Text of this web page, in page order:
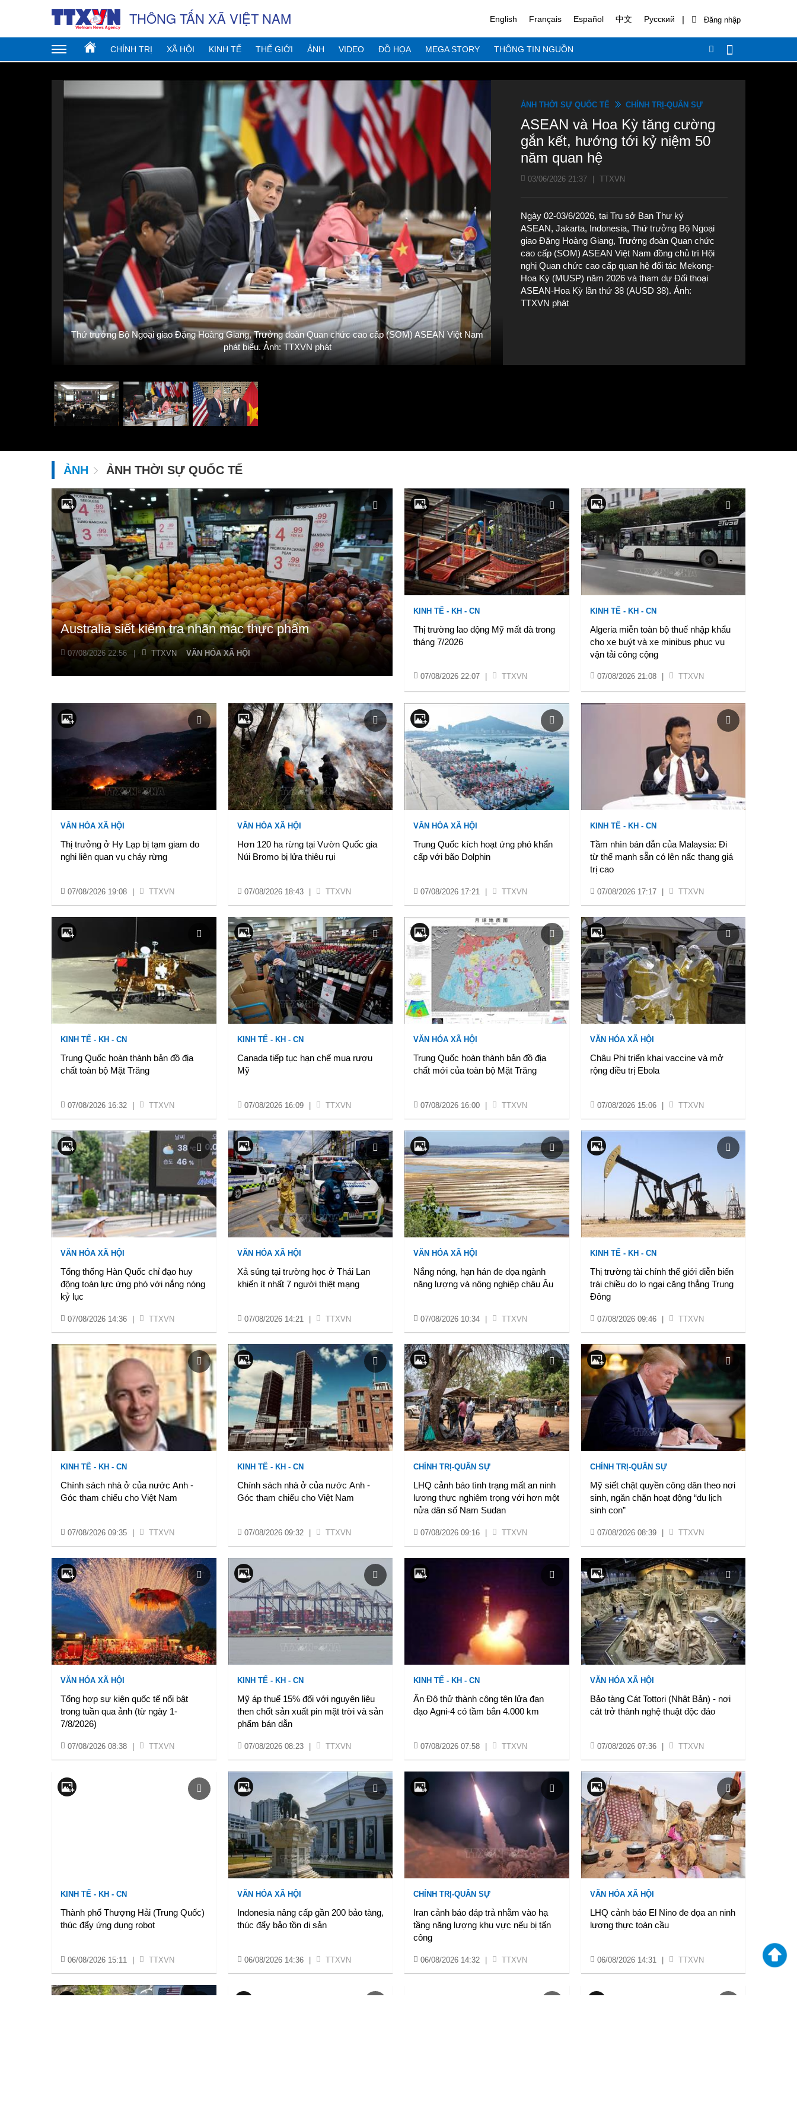
THÔNG TẤN XÃ VIỆT NAM English Français Español 中文 Русский |
CHÍNH TRỊ XÃ HỘI KINH TẾ THẾ GIỚI ẢNH VIDEO ĐỒ HỌA MEGA STORY THÔNG TIN NGUỒN
Thứ trưởng Bộ Ngoại giao Đặng Hoàng Giang, Trưởng đoàn Quan chức cao cấp (SOM) ASEAN Việt Nam
phát biểu. Ảnh: TTXVN phát
ẢNH THỜI SỰ QUỐC TẾ CHÍNH TRỊ-QUÂN SỰ
ASEAN và Hoa Kỳ tăng cường
gắn kết, hướng tới kỷ niệm 50
năm quan hệ
03/06/2026 21:37 TTXVN
Ngày 02-03/6/2026, tại Trụ sở Ban Thư ký
ASEAN, Jakarta, Indonesia, Thứ trưởng Bộ Ngoại
giao Đặng Hoàng Giang, Trưởng đoàn Quan chức
cao cấp (SOM) ASEAN Việt Nam đồng chủ trì Hội
nghị Quan chức cao cấp quan hệ đối tác Mekong-
Hoa Kỳ (MUSP) năm 2026 và tham dự Đối thoại
ASEAN-Hoa Kỳ lần thứ 38 (AUSD 38). Ảnh:
TTXVN phát
ẢNH ẢNH THỜI SỰ QUỐC TẾ
Australia siết kiểm tra nhãn mác thực phẩm
07/08/2026 22:56 TTXVN VĂN HÓA XÃ HỘI
KINH TẾ - KH - CN
Thị trường lao động Mỹ mất đà trong
tháng 7/2026
07/08/2026 22:07 TTXVN
KINH TẾ - KH - CN
Algeria miễn toàn bộ thuế nhập khẩu
cho xe buýt và xe minibus phục vụ
vận tải công cộng
07/08/2026 21:08 TTXVN
VĂN HÓA XÃ HỘI
Thị trưởng ở Hy Lạp bị tạm giam do
nghi liên quan vụ cháy rừng
07/08/2026 19:08 TTXVN
VĂN HÓA XÃ HỘI
Hơn 120 ha rừng tại Vườn Quốc gia
Núi Bromo bị lửa thiêu rụi
07/08/2026 18:43 TTXVN
VĂN HÓA XÃ HỘI
Trung Quốc kích hoạt ứng phó khẩn
cấp với bão Dolphin
07/08/2026 17:21 TTXVN
KINH TẾ - KH - CN
Tầm nhìn bán dẫn của Malaysia: Đi
từ thế mạnh sẵn có lên nấc thang giá
trị cao
07/08/2026 17:17 TTXVN
KINH TẾ - KH - CN
Trung Quốc hoàn thành bản đồ địa
chất toàn bộ Mặt Trăng
07/08/2026 16:32 TTXVN
KINH TẾ - KH - CN
Canada tiếp tục hạn chế mua rượu
Mỹ
07/08/2026 16:09 TTXVN
VĂN HÓA XÃ HỘI
Trung Quốc hoàn thành bản đồ địa
chất mới của toàn bộ Mặt Trăng
07/08/2026 16:00 TTXVN
VĂN HÓA XÃ HỘI
Châu Phi triển khai vaccine và mở
rộng điều trị Ebola
07/08/2026 15:06 TTXVN
VĂN HÓA XÃ HỘI
Tổng thống Hàn Quốc chỉ đạo huy
động toàn lực ứng phó với nắng nóng
kỷ lục
07/08/2026 14:36 TTXVN
VĂN HÓA XÃ HỘI
Xả súng tại trường học ở Thái Lan
khiến ít nhất 7 người thiệt mạng
07/08/2026 14:21 TTXVN
VĂN HÓA XÃ HỘI
Nắng nóng, hạn hán đe dọa ngành
năng lượng và nông nghiệp châu Âu
07/08/2026 10:34 TTXVN
KINH TẾ - KH - CN
Thị trường tài chính thế giới diễn biến
trái chiều do lo ngại căng thẳng Trung
Đông
07/08/2026 09:46 TTXVN
KINH TẾ - KH - CN
Chính sách nhà ở của nước Anh -
Góc tham chiếu cho Việt Nam
07/08/2026 09:35 TTXVN
KINH TẾ - KH - CN
Chính sách nhà ở của nước Anh -
Góc tham chiếu cho Việt Nam
07/08/2026 09:32 TTXVN
CHÍNH TRỊ-QUÂN SỰ
LHQ cảnh báo tình trạng mất an ninh
lương thực nghiêm trọng với hơn một
nửa dân số Nam Sudan
07/08/2026 09:16 TTXVN
CHÍNH TRỊ-QUÂN SỰ
Mỹ siết chặt quyền công dân theo nơi
sinh, ngăn chặn hoạt động “du lịch
sinh con”
07/08/2026 08:39 TTXVN
VĂN HÓA XÃ HỘI
Tổng hợp sự kiện quốc tế nổi bật
trong tuần qua ảnh (từ ngày 1-
7/8/2026)
07/08/2026 08:38 TTXVN
KINH TẾ - KH - CN
Mỹ áp thuế 15% đối với nguyên liệu
then chốt sản xuất pin mặt trời và sản
phẩm bán dẫn
07/08/2026 08:23 TTXVN
KINH TẾ - KH - CN
Ấn Độ thử thành công tên lửa đạn
đạo Agni-4 có tầm bắn 4.000 km
07/08/2026 07:58 TTXVN
VĂN HÓA XÃ HỘI
Bảo tàng Cát Tottori (Nhật Bản) - nơi
cát trở thành nghệ thuật độc đáo
07/08/2026 07:36 TTXVN
KINH TẾ - KH - CN
Thành phố Thượng Hải (Trung Quốc)
thúc đẩy ứng dụng robot
06/08/2026 15:11 TTXVN
VĂN HÓA XÃ HỘI
Indonesia nâng cấp gần 200 bảo tàng,
thúc đẩy bảo tồn di sản
06/08/2026 14:36 TTXVN
CHÍNH TRỊ-QUÂN SỰ
Iran cảnh báo đáp trả nhằm vào hạ
tầng năng lượng khu vực nếu bị tấn
công
06/08/2026 14:32 TTXVN
VĂN HÓA XÃ HỘI
LHQ cảnh báo El Nino đe dọa an ninh
lương thực toàn cầu
06/08/2026 14:31 TTXVN